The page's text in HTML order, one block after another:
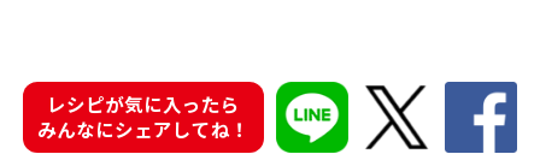
氷熟®︎
レシピが気に入ったら
みんなにシェアしてね！